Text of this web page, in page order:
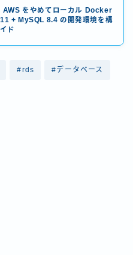
AWS をやめてローカル Docker
+ MySQL 8.4 の開発環境を構
ド
#rds #データベース